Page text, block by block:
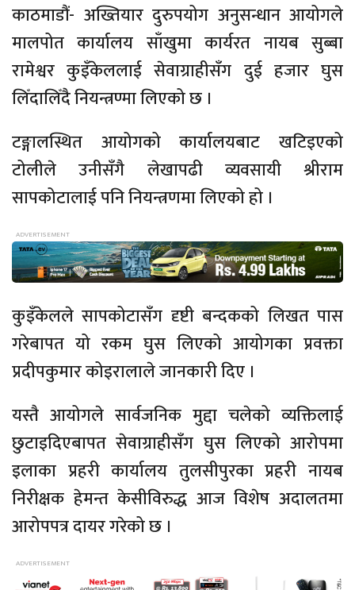
काठमाडौं- अख्तियार दुरुपयोग अनुसन्धान आयोगले
मालपोत कार्यालय साँखुमा कार्यरत नायब सुब्बा
रामेश्वर कुइँकेललाई सेवाग्राहीसँग दुई हजार घुस
लिँदालिँदै नियन्त्रण्मा लिएको छ ।
टङ्गालस्थित आयोगको कार्यालयबाट खटिइएको
टोलीले उनीसँगै लेखापढी व्यवसायी श्रीराम
सापकोटालाई पनि नियन्त्रणमा लिएको हो ।
कुइँकेलले सापकोटासँग दृष्टी बन्दकको लिखत पास
गरेबापत यो रकम घुस लिएको आयोगका प्रवक्ता
प्रदीपकुमार कोइरालाले जानकारी दिए ।
यस्तै आयोगले सार्वजनिक मुद्दा चलेको व्यक्तिलाई
छुटाइदिएबापत सेवाग्राहीसँग घुस लिएको आरोपमा
इलाका प्रहरी कार्यालय तुलसीपुरका प्रहरी नायब
निरीक्षक हेमन्त केसीविरुद्ध आज विशेष अदालतमा
आरोपपत्र दायर गरेको छ ।